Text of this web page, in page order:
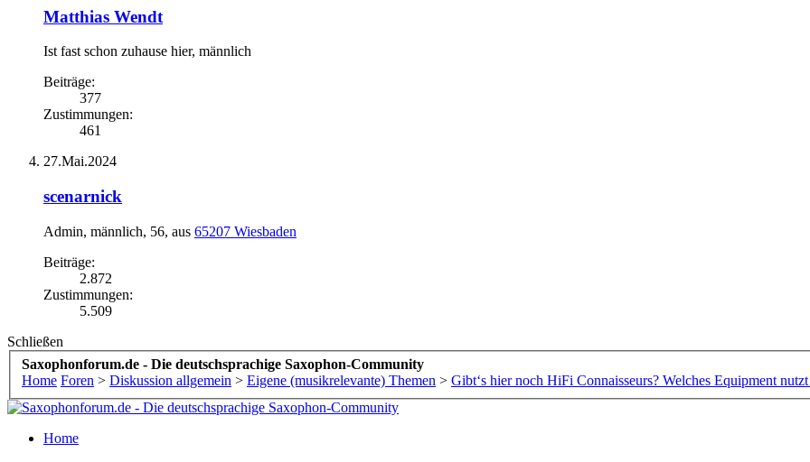
Matthias Wendt
Ist fast schon zuhause hier, männlich
Beiträge:
377
Zustimmungen:
461
27.Mai.2024
scenarnick
Admin, männlich, 56, aus 65207 Wiesbaden
Beiträge:
2.872
Zustimmungen:
5.509
Schließen
Saxophonforum.de - Die deutschsprachige Saxophon-Community
Home Foren > Diskussion allgemein > Eigene (musikrelevante) Themen > Gibt‘s hier noch HiFi Connaisseurs? Welches Equipment
Home